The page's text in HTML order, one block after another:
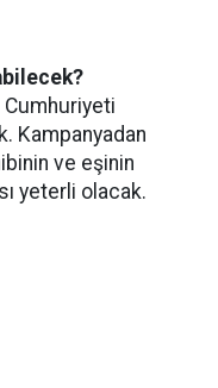
Cumhuriyeti
Kampanyadan
ve eşinin
yeterli olacak.